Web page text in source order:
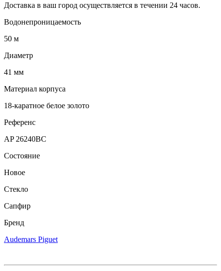
Доставка в ваш город осуществляется в течении 24 часов.
Водонепроницаемость
50 м
Диаметр
41 мм
Материал корпуса
18-каратное белое золото
Референс
AP 26240BC
Состояние
Новое
Стекло
Сапфир
Бренд
Audemars Piguet